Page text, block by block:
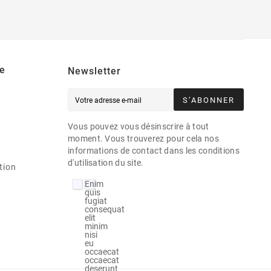
Newsletter
S’ABONNER
Vous pouvez vous désinscrire à tout
moment. Vous trouverez pour cela nos
informations de contact dans les conditions
d'utilisation du site.
Enim
quis
fugiat
consequat
elit
minim
nisi
eu
occaecat
occaecat
deserunt